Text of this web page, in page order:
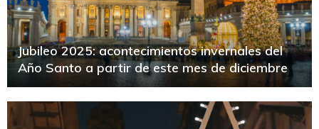
Jubileo 2025: acontecimientos invernales del
Año Santo a partir de este mes de diciembre